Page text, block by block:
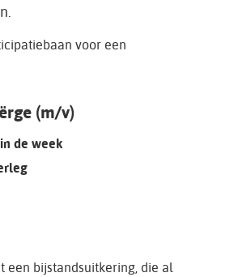
voor een
(m/v)
de week
een bijstandsuitkering, die al